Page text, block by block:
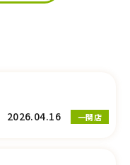
2026.04.16
一関店